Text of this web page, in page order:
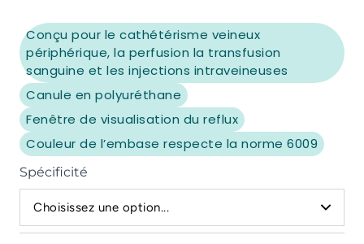
Conçu pour le cathétérisme veineux
périphérique, la perfusion la transfusion
sanguine et les injections intraveineuses
Canule en polyuréthane
Fenêtre de visualisation du reflux
Couleur de l’embase respecte la norme 6009
Spécificité
Choisissez une option...